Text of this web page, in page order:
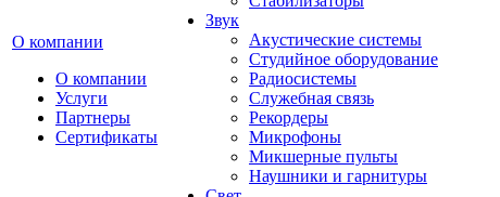
О компании
О компании
Услуги
Партнеры
Сертификаты
Звук
Акустические системы
Студийное оборудование
Радиосистемы
Служебная связь
Рекордеры
Микрофоны
Микшерные пульты
Наушники и гарнитуры